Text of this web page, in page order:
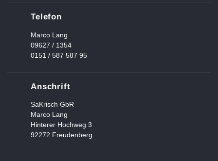
Telefon
Marco Lang
09627 / 1354
0151 / 587 587 95
Anschrift
SaKrisch GbR
Marco Lang
Hinterer Hochweg 3
92272 Freudenberg